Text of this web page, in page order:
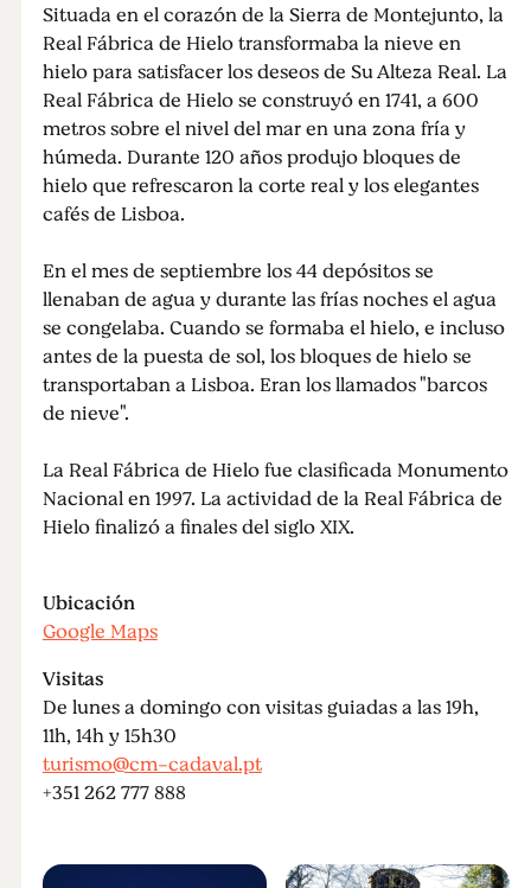
Situada en el corazón de la Sierra de Montejunto, la
Real Fábrica de Hielo transformaba la nieve en
hielo para satisfacer los deseos de Su Alteza Real. La
Real Fábrica de Hielo se construyó en 1741, a 600
metros sobre el nivel del mar en una zona fría y
húmeda. Durante 120 años produjo bloques de
hielo que refrescaron la corte real y los elegantes
cafés de Lisboa.
En el mes de septiembre los 44 depósitos se
llenaban de agua y durante las frías noches el agua
se congelaba. Cuando se formaba el hielo, e incluso
antes de la puesta de sol, los bloques de hielo se
transportaban a Lisboa. Eran los llamados "barcos
de nieve".
La Real Fábrica de Hielo fue clasificada Monumento
Nacional en 1997. La actividad de la Real Fábrica de
Hielo finalizó a finales del siglo XIX.
Ubicación
Google Maps
Visitas
De lunes a domingo con visitas guiadas a las 19h,
11h, 14h y 15h30
turismo@cm-cadaval.pt
+351 262 777 888